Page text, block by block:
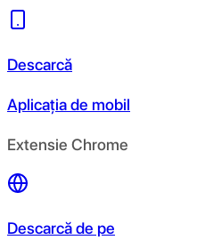
Descarcă
Aplicația de mobil
Extensie Chrome
Descarcă de pe